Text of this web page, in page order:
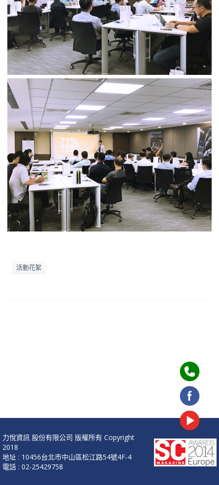
活動花絮
力悅資訊 股份有限公司 版權所有 Copyright
2018
地址 : 10456台北市中山區松江路54號4F-4
電話 : 02-25429758